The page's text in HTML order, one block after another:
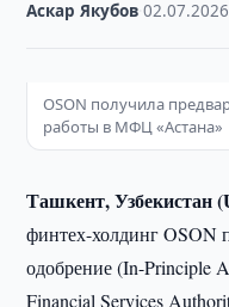
Аскар Якубов ·02.07.2026
OSON получила
работы в МФЦ «Астана»
Ташкент, Узбекистан
финтех-холдинг OSON
одобрение (In-Principle
Financial Services